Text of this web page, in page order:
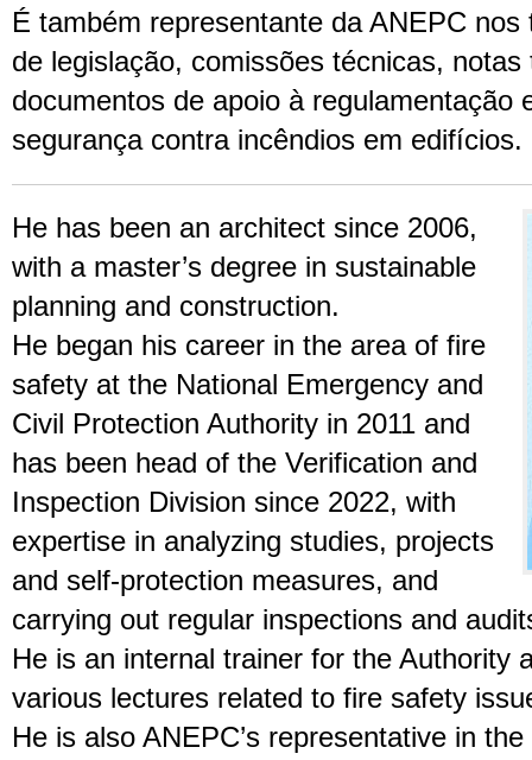
É também representante da ANEPC
de legislação, comissões técnicas,
documentos de apoio à regulamentação
segurança contra incêndios em edifícios.
He has been an architect since 2006,
with a master’s degree in sustainable
planning and construction.
He began his career in the area of ​​fire
safety at the National Emergency and
Civil Protection Authority in 2011 and
has been head of the Verification and
Inspection Division since 2022, with
expertise in analyzing studies, projects
and self-protection measures, and
carrying out regular inspections and
He is an internal trainer for the Authority
various lectures related to fire safety
He is also ANEPC’s representative in